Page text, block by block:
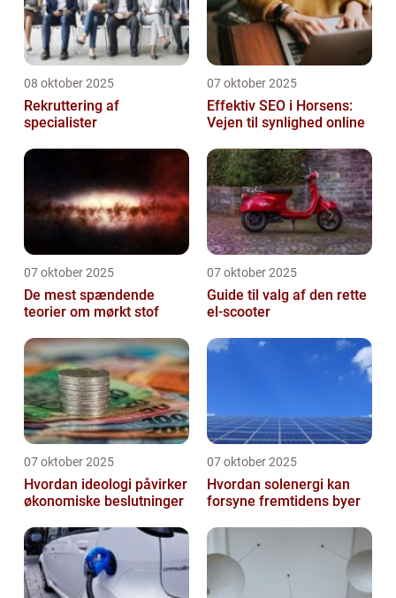
08 oktober 2025
Rekruttering af
specialister
07 oktober 2025
Effektiv SEO i Horsens:
Vejen til synlighed online
07 oktober 2025
De mest spændende
teorier om mørkt stof
07 oktober 2025
Guide til valg af den rette
el-scooter
07 oktober 2025
Hvordan ideologi påvirker
økonomiske beslutninger
07 oktober 2025
Hvordan solenergi kan
forsyne fremtidens byer